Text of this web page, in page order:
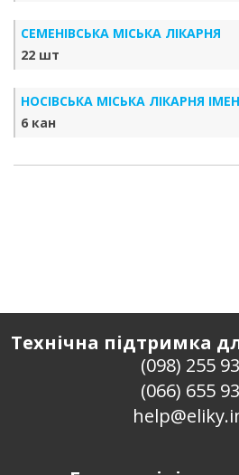
СЕМЕНІВСЬКА МІСЬКА ЛІКАРНЯ
22 шт
НОСІВСЬКА МІСЬКА ЛІКАРНЯ
6 кан
Технічна підтримка
(098) 255
(066) 655